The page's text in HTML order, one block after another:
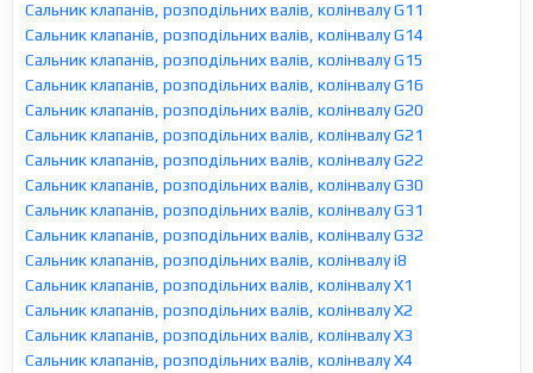
Сальник клапанів, розподільних валів, колінвалу G11
Сальник клапанів, розподільних валів, колінвалу G14
Сальник клапанів, розподільних валів, колінвалу G15
Сальник клапанів, розподільних валів, колінвалу G16
Сальник клапанів, розподільних валів, колінвалу G20
Сальник клапанів, розподільних валів, колінвалу G21
Сальник клапанів, розподільних валів, колінвалу G22
Сальник клапанів, розподільних валів, колінвалу G30
Сальник клапанів, розподільних валів, колінвалу G31
Сальник клапанів, розподільних валів, колінвалу G32
Сальник клапанів, розподільних валів, колінвалу i8
Сальник клапанів, розподільних валів, колінвалу X1
Сальник клапанів, розподільних валів, колінвалу X2
Сальник клапанів, розподільних валів, колінвалу X3
Сальник клапанів, розподільних валів, колінвалу X4